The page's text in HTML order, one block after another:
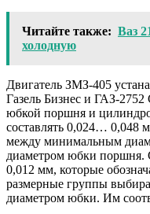
Читайте также: Ваз
холодную
Двигатель ЗМЗ-405
Газель Бизнес и ГАЗ-
юбкой поршня и
составлять 0,024… 0,048
между минимальным
диаметром юбки поршня.
0,012 мм, которые
размерные группы
диаметром юбки. Им